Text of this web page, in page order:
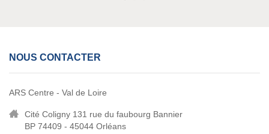
NOUS CONTACTER
ARS Centre - Val de Loire
Cité Coligny 131 rue du faubourg Bannier
BP 74409 - 45044 Orléans